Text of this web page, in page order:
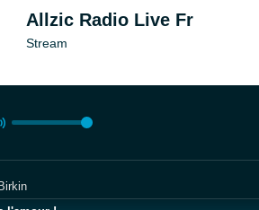
Allzic Radio Live Fr
Stream